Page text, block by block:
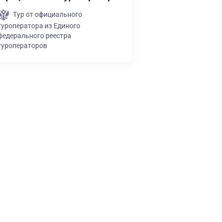
Тур от официального
из Единого
реестра